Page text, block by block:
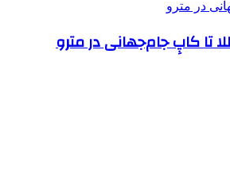
کاپِ جام‌جهانی در مترو